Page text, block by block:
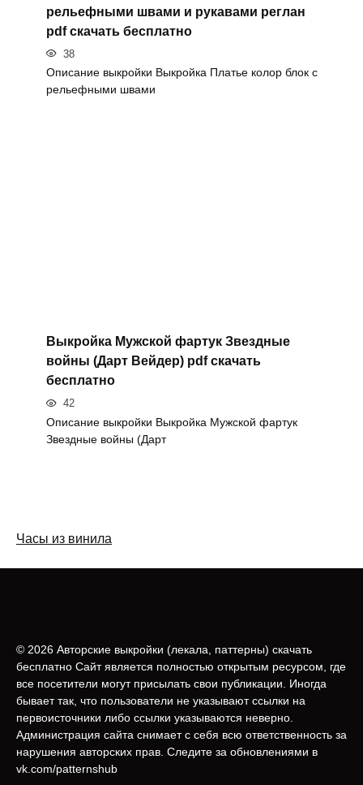
рельефными швами и рукавами реглан
pdf скачать бесплатно
38
Описание выкройки Выкройка Платье колор блок с
рельефными швами
Выкройка Мужской фартук Звездные
войны (Дарт Вейдер) pdf скачать
бесплатно
42
Описание выкройки Выкройка Мужской фартук
Звездные войны (Дарт
Часы из винила
© 2026 Авторские выкройки (лeкала, паттерны) скачать
бесплатно Сайт является полностью открытым ресурсом, где
все посетители могут присылать свои публикации. Иногда
бывает так, что пользователи не указывают ссылки на
первоисточники либо ссылки указываются неверно.
Администрация сайта снимает с себя всю ответственность за
нарушения авторских прав. Следите за обновлениями в
vk.com/patternshub